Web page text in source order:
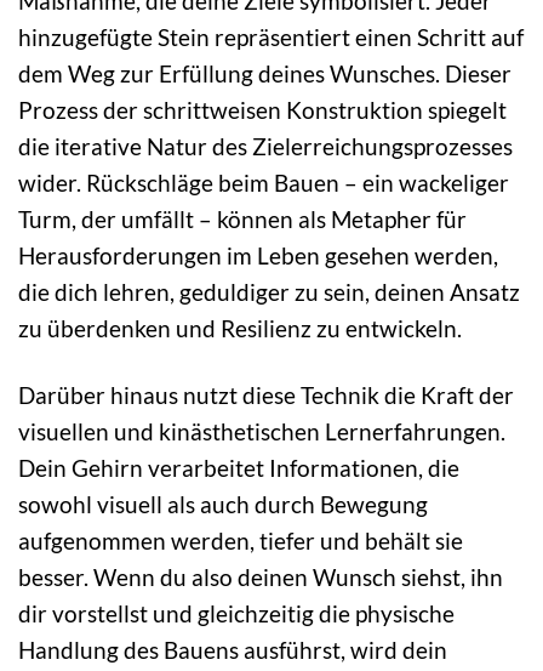
hinzugefügte Stein repräsentiert einen Schritt auf
dem Weg zur Erfüllung deines Wunsches. Dieser
Prozess der schrittweisen Konstruktion spiegelt
die iterative Natur des Zielerreichungsprozesses
wider. Rückschläge beim Bauen – ein wackeliger
Turm, der umfällt – können als Metapher für
Herausforderungen im Leben gesehen werden,
die dich lehren, geduldiger zu sein, deinen Ansatz
zu überdenken und Resilienz zu entwickeln.
Darüber hinaus nutzt diese Technik die Kraft der
visuellen und kinästhetischen Lernerfahrungen.
Dein Gehirn verarbeitet Informationen, die
sowohl visuell als auch durch Bewegung
aufgenommen werden, tiefer und behält sie
besser. Wenn du also deinen Wunsch siehst, ihn
dir vorstellst und gleichzeitig die physische
Handlung des Bauens ausführst, wird dein